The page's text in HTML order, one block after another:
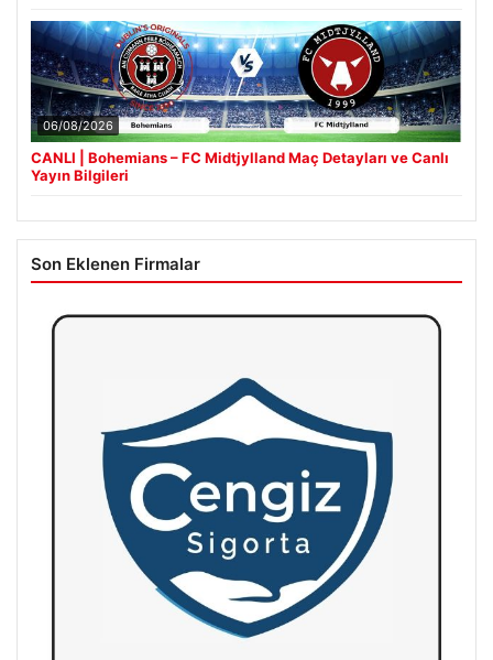
06/08/2026
CANLI | Bohemians – FC Midtjylland Maç Detayları ve Canlı
Yayın Bilgileri
Son Eklenen Firmalar